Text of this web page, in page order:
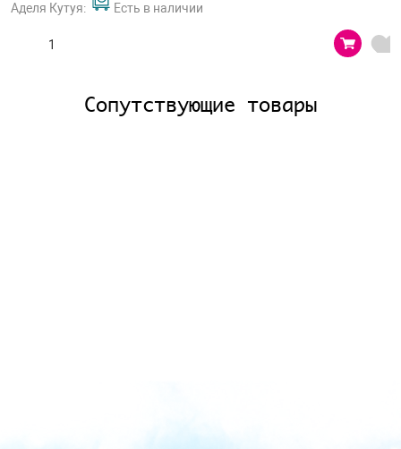
Аделя Кутуя: Есть в наличии
Сопутствующие товары